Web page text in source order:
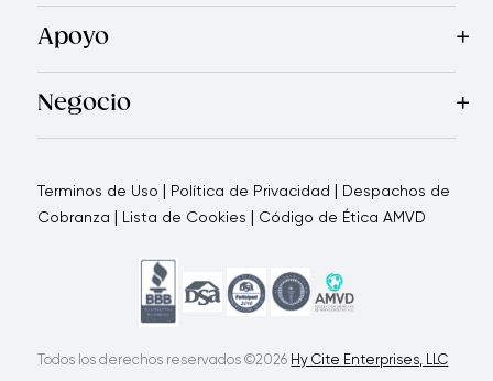
RecetasBlogRoyal TVRevista Royal PrestigePrograma
Apoyo
ContáctanosQuienes SomosGarantía Royal Prestige
Negocio
Por qué elegirnosCómo te apoyamosBlogs -
Terminos de Uso | Política de Privacidad | Despachos de
Cobranza | Lista de Cookies | Código de Ética AMVD
Todos los derechos reservados ©2026 Hy Cite Enterprises, LLC